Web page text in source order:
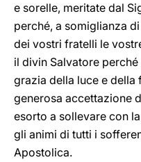
e sorelle, meritate dal
perché, a somiglianza
dei vostri fratelli le
il divin Salvatore
grazia della luce e della
generosa accettazione
esorto a sollevare con
gli animi di tutti i
Apostolica.